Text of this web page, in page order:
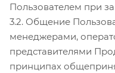
Пользователем при
3.2. Общение
менеджерами,
представителями
принципах